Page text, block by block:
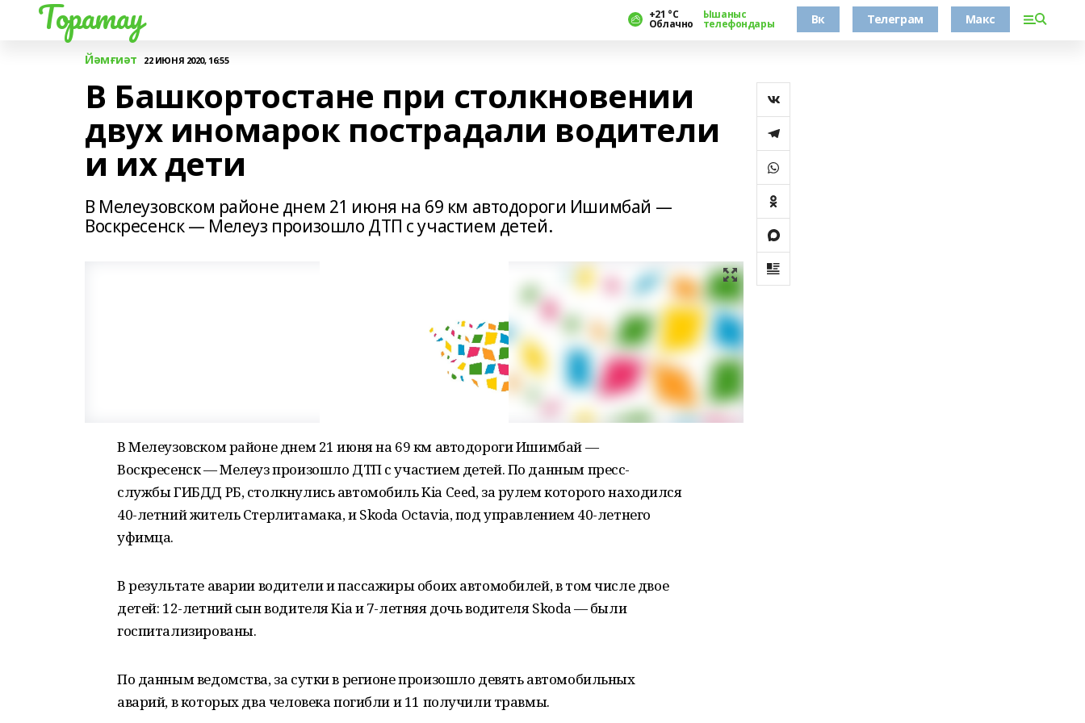
Торатау +21 °С
Облачно
Ышаныс
телефондары Вк Телеграм Макс
Йәмғиәт 22 ИЮНЯ 2020, 16:55
В Башкортостане при столкновении
двух иномарок пострадали водители
и их дети
В Мелеузовском районе днем 21 июня на 69 км автодороги Ишимбай —
Воскресенск — Мелеуз произошло ДТП с участием детей.
В Мелеузовском районе днем 21 июня на 69 км автодороги Ишимбай —
Воскресенск — Мелеуз произошло ДТП с участием детей. По данным пресс-
службы ГИБДД РБ, столкнулись автомобиль Kia Ceed, за рулем которого находился
40-летний житель Стерлитамака, и Skoda Octavia, под управлением 40-летнего
уфимца.
В результате аварии водители и пассажиры обоих автомобилей, в том числе двое
детей: 12-летний сын водителя Kia и 7-летняя дочь водителя Skoda — были
госпитализированы.
По данным ведомства, за сутки в регионе произошло девять автомобильных
аварий, в которых два человека погибли и 11 получили травмы.